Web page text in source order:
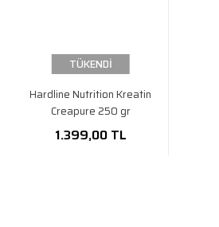
TÜKENDİ
Hardline Nutrition Kreatin
Creapure 250 gr
1.399,00 TL